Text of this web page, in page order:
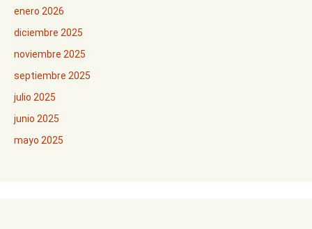
enero 2026
diciembre 2025
noviembre 2025
septiembre 2025
julio 2025
junio 2025
mayo 2025